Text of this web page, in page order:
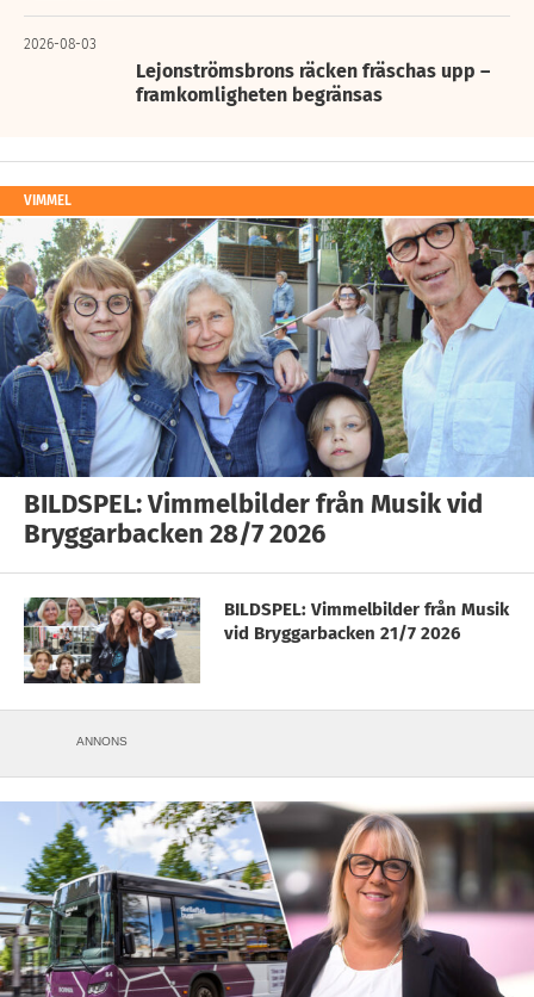
2026-08-03
Lejonströmsbrons räcken fräschas upp –
framkomligheten begränsas
VIMMEL
BILDSPEL: Vimmelbilder från Musik vid
Bryggarbacken 28/7 2026
BILDSPEL: Vimmelbilder från Musik
vid Bryggarbacken 21/7 2026
ANNONS